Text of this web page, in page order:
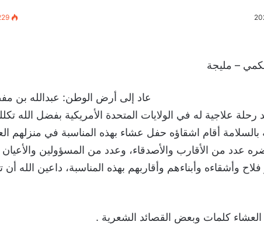
– مليجة
عاد إلى أرض الوطن: عبدالله بن
رحلة علاجية له في الولايات المتحدة الأمريكية بفضل الله
بالسلامة أقام اشقاؤه حفل عشاء بهذه المناسبة في منزلهم
عدد من الأقارب والأصدقاء، وعدد من المسؤولين
فلاح وأشقاءه وأبناءهم وأقاربهم بهذه المناسبة، داعين الله
كلمات وبعض القصائد الشعرية .